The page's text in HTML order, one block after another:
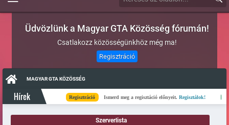
Üdvözlünk a Magyar GTA Közösség fórumán!
Csatlakozz közösségünkhöz még ma!
Regisztráció
MAGYAR GTA KÖZÖSSÉG
Hírek Regisztráció Ismerd meg a regisztáció előnyeit.Regisztálok! Kész
Szerverlista